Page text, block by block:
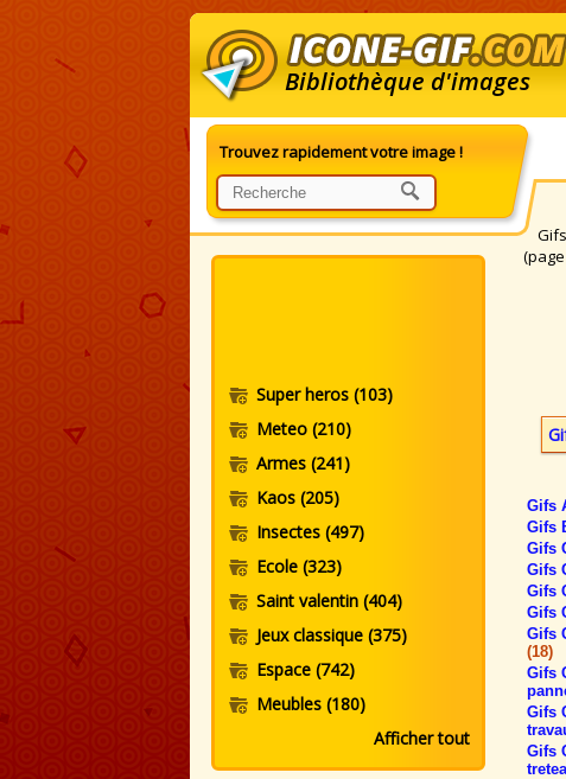
Bibliothèque d'images
Trouvez rapidement votre image !
Super heros (103)
Meteo (210)
Armes (241)
Kaos (205)
Insectes (497)
Ecole (323)
Saint valentin (404)
Jeux classique (375)
Espace (742)
Meubles (180)
Afficher tout
Gifs
Gifs
Gifs
Gifs
Gifs
Gifs
Gifs
Gifs
(18)
Gifs
Gifs
Gifs